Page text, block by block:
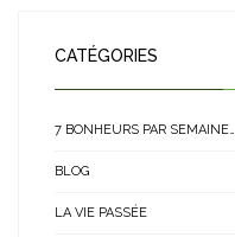
CATÉGORIES
7 BONHEURS PAR SEMAINE…
BLOG
LA VIE PASSÉE